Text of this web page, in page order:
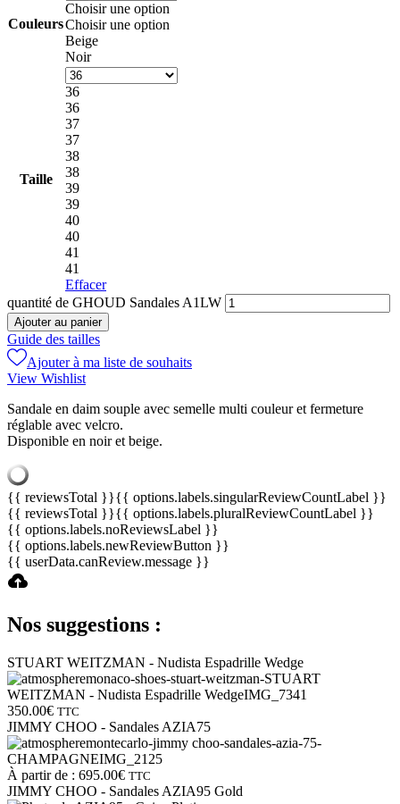
Couleurs
Choisir une option
Choisir une option
Beige
Noir
Taille
36
36
37
37
38
38
39
39
40
40
41
41
Effacer
quantité de GHOUD Sandales A1LW
Ajouter au panier
Guide des tailles
Ajouter à ma liste de souhaits
View Wishlist
Sandale en daim souple avec semelle multi couleur et fermeture
réglable avec velcro.
Disponible en noir et beige.
{{ reviewsTotal }}{{ options.labels.singularReviewCountLabel }}
{{ reviewsTotal }}{{ options.labels.pluralReviewCountLabel }}
{{ options.labels.noReviewsLabel }}
{{ options.labels.newReviewButton }}
{{ userData.canReview.message }}
Nos suggestions :
STUART WEITZMAN - Nudista Espadrille Wedge
350.00€ TTC
JIMMY CHOO - Sandales AZIA75
À partir de : 695.00€ TTC
JIMMY CHOO - Sandales AZIA95 Gold